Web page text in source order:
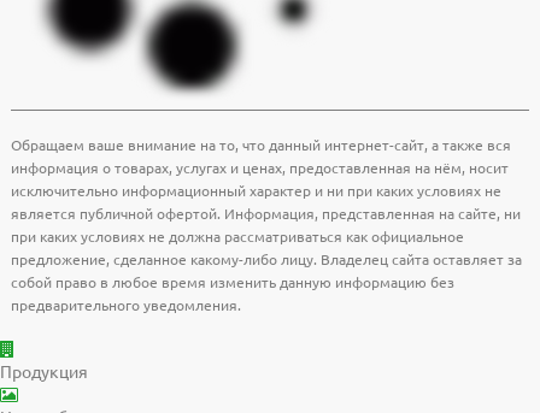
Обращаем ваше внимание на то, что данный интернет-сайт, а также вся
информация о товарах, услугах и ценах, предоставленная на нём, носит
исключительно информационный характер и ни при каких условиях не
является публичной офертой. Информация, представленная на сайте, ни
при каких условиях не должна рассматриваться как официальное
предложение, сделанное какому-либо лицу. Владелец сайта оставляет за
собой право в любое время изменить данную информацию без
предварительного уведомления.
Продукция